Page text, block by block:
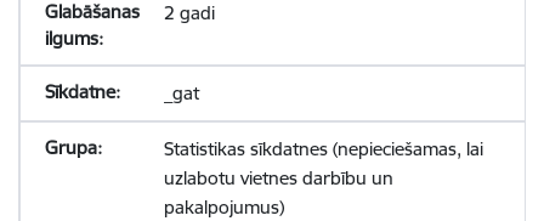
2 gadi
_gat
Statistikas sīkdatnes (nepieciešamas, lai
uzlabotu vietnes darbību un
pakalpojumus)